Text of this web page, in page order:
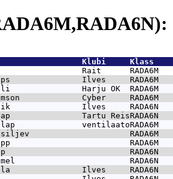
Klubi
Rait      RADA6M
Ilves     RADA6M
Harju OK  RADA6M
Cyber     RADA6M
Ilves     RADA6N
Tartu ReisRADA6N
ventilaatoRADA6M
RADA6M
RADA6M
RADA6N
RADA6N
Ilves     RADA6N